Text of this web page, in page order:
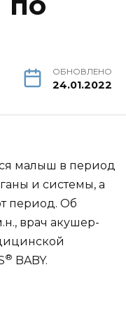
ОБНОВЛЕНО
24.01.2022
малыш в период
и системы, а
период. Об
врач акушер-
® BABY.